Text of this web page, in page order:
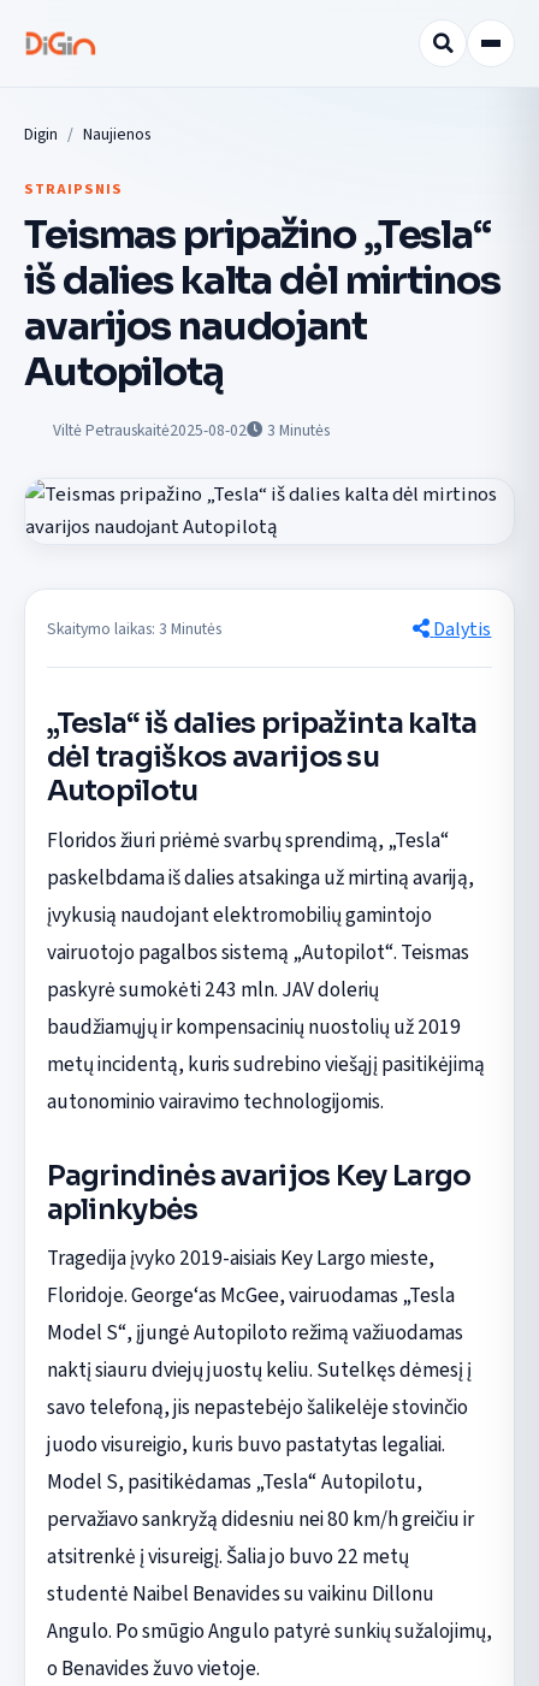
Digin Naujienos
STRAIPSNIS
Teismas pripažino „Tesla“
iš dalies kalta dėl mirtinos
avarijos naudojant
Autopilotą
Viltė Petrauskaitė2025-08-02 3 Minutės
Skaitymo laikas: 3 Minutės Dalytis
„Tesla“ iš dalies pripažinta kalta
dėl tragiškos avarijos su
Autopilotu
Floridos žiuri priėmė svarbų sprendimą, „Tesla“
paskelbdama iš dalies atsakinga už mirtiną avariją,
įvykusią naudojant elektromobilių gamintojo
vairuotojo pagalbos sistemą „Autopilot“. Teismas
paskyrė sumokėti 243 mln. JAV dolerių
baudžiamųjų ir kompensacinių nuostolių už 2019
metų incidentą, kuris sudrebino viešąjį pasitikėjimą
autonominio vairavimo technologijomis.
Pagrindinės avarijos Key Largo
aplinkybės
Tragedija įvyko 2019-aisiais Key Largo mieste,
Floridoje. George‘as McGee, vairuodamas „Tesla
Model S“, įjungė Autopiloto režimą važiuodamas
naktį siauru dviejų juostų keliu. Sutelkęs dėmesį į
savo telefoną, jis nepastebėjo šalikelėje stovinčio
juodo visureigio, kuris buvo pastatytas legaliai.
Model S, pasitikėdamas „Tesla“ Autopilotu,
pervažiavo sankryžą didesniu nei 80 km/h greičiu ir
atsitrenkė į visureigį. Šalia jo buvo 22 metų
studentė Naibel Benavides su vaikinu Dillonu
Angulo. Po smūgio Angulo patyrė sunkių sužalojimų,
o Benavides žuvo vietoje.